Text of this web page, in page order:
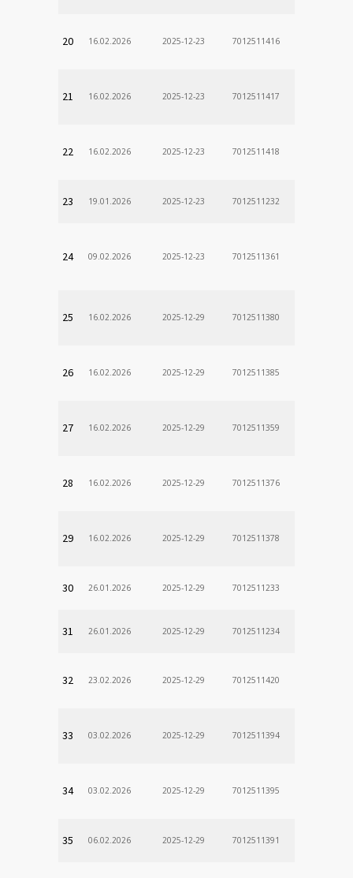
20 16.02.2026 2025-12-23 7012511416
21 16.02.2026 2025-12-23 7012511417
22 16.02.2026 2025-12-23 7012511418
23 19.01.2026 2025-12-23 7012511232
24 09.02.2026 2025-12-23 7012511361
25 16.02.2026 2025-12-29 7012511380
26 16.02.2026 2025-12-29 7012511385
27 16.02.2026 2025-12-29 7012511359
28 16.02.2026 2025-12-29 7012511376
29 16.02.2026 2025-12-29 7012511378
30 26.01.2026 2025-12-29 7012511233
31 26.01.2026 2025-12-29 7012511234
32 23.02.2026 2025-12-29 7012511420
33 03.02.2026 2025-12-29 7012511394
34 03.02.2026 2025-12-29 7012511395
35 06.02.2026 2025-12-29 7012511391